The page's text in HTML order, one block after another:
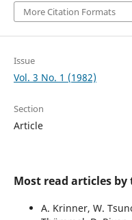
More Citation Formats
Issue
Vol. 3 No. 1 (1982)
Section
Article
Most read articles
A. Krinner, W.